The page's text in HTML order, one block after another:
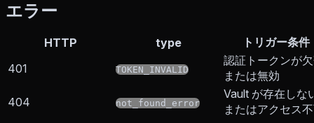
エラー
HTTP type
トリガー条件
401
TOKEN_INVALID
認証トークンが
または無効
404
not_found_error
Vault が存在しな
またはアクセス